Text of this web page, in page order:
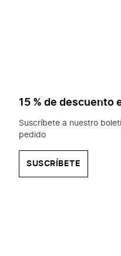
15 % de descuento
Suscríbete a nuestro
pedido
SUSCRÍBETE